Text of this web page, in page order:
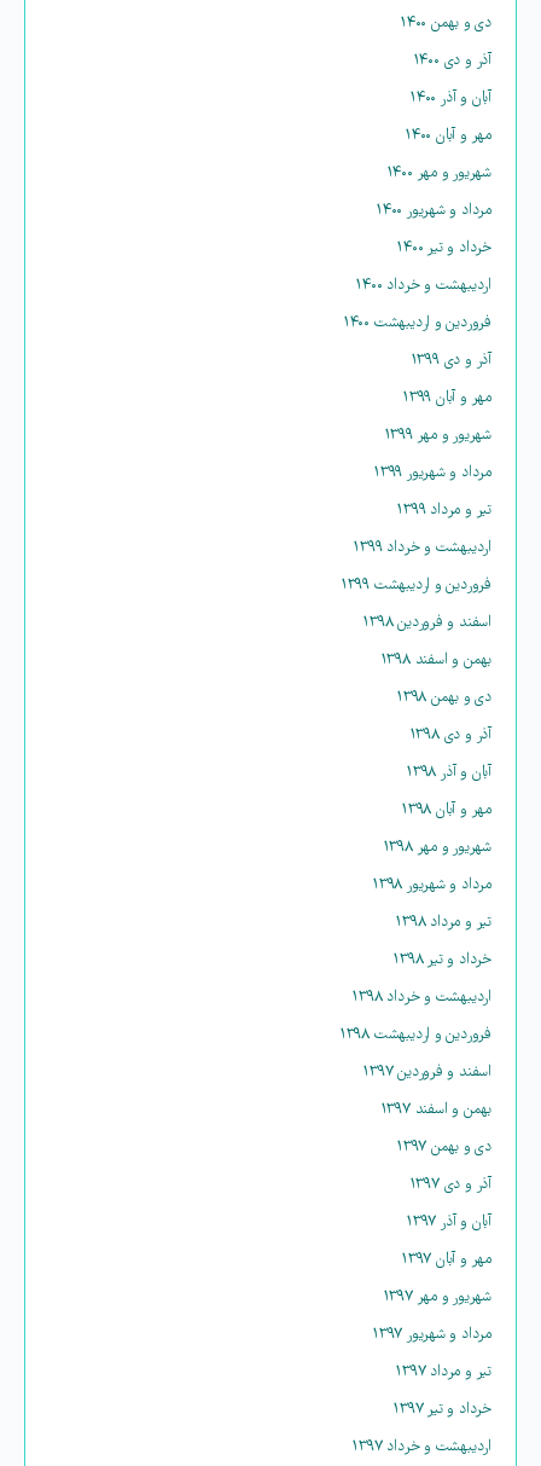
دی و بهمن ۱۴۰۰
آذر و دی ۱۴۰۰
آبان و آذر ۱۴۰۰
مهر و آبان ۱۴۰۰
شهریور و مهر ۱۴۰۰
مرداد و شهریور ۱۴۰۰
خرداد و تیر ۱۴۰۰
اردیبهشت و خرداد ۱۴۰۰
فروردین و اردیبهشت ۱۴۰۰
آذر و دی ۱۳۹۹
مهر و آبان ۱۳۹۹
شهریور و مهر ۱۳۹۹
مرداد و شهریور ۱۳۹۹
تیر و مرداد ۱۳۹۹
اردیبهشت و خرداد ۱۳۹۹
فروردین و اردیبهشت ۱۳۹۹
اسفند و فروردین ۱۳۹۸
بهمن و اسفند ۱۳۹۸
دی و بهمن ۱۳۹۸
آذر و دی ۱۳۹۸
آبان و آذر ۱۳۹۸
مهر و آبان ۱۳۹۸
شهریور و مهر ۱۳۹۸
مرداد و شهریور ۱۳۹۸
تیر و مرداد ۱۳۹۸
خرداد و تیر ۱۳۹۸
اردیبهشت و خرداد ۱۳۹۸
فروردین و اردیبهشت ۱۳۹۸
اسفند و فروردین ۱۳۹۷
بهمن و اسفند ۱۳۹۷
دی و بهمن ۱۳۹۷
آذر و دی ۱۳۹۷
آبان و آذر ۱۳۹۷
مهر و آبان ۱۳۹۷
شهریور و مهر ۱۳۹۷
مرداد و شهریور ۱۳۹۷
تیر و مرداد ۱۳۹۷
خرداد و تیر ۱۳۹۷
اردیبهشت و خرداد ۱۳۹۷